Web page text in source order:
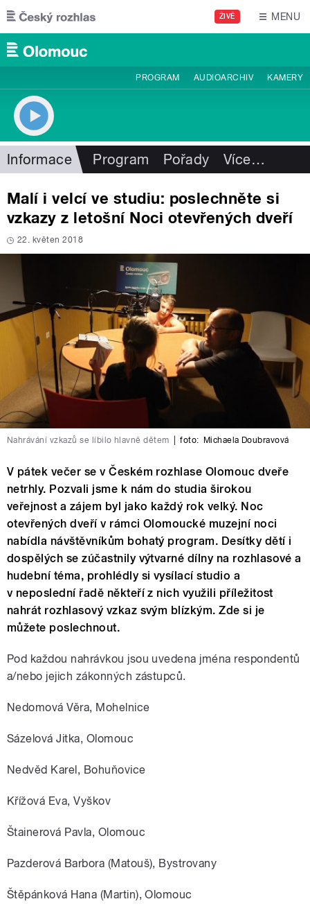
Přejít k hlavnímu obsahu
ŽIVĚ MENU
PROGRAM AUDIOARCHIV KAMERY
Informace Program Pořady Více…
Malí i velcí ve studiu: poslechněte si
vzkazy z letošní Noci otevřených dveří
22. květen 2018
Nahrávání vzkazů se líbilo hlavně dětem foto: Michaela Doubravová
V pátek večer se v Českém rozhlase Olomouc dveře
netrhly. Pozvali jsme k nám do studia širokou
veřejnost a zájem byl jako každý rok velký. Noc
otevřených dveří v rámci Olomoucké muzejní noci
nabídla návštěvníkům bohatý program. Desítky dětí i
dospělých se zúčastnily výtvarné dílny na rozhlasové a
hudební téma, prohlédly si vysílací studio a
v neposlední řadě někteří z nich využili příležitost
nahrát rozhlasový vzkaz svým blízkým. Zde si je
můžete poslechnout.
Pod každou nahrávkou jsou uvedena jména respondentů
a/nebo jejich zákonných zástupců.
Nedomová Věra, Mohelnice
Sázelová Jitka, Olomouc
Nedvěd Karel, Bohuňovice
Křížová Eva, Vyškov
Štainerová Pavla, Olomouc
Pazderová Barbora (Matouš), Bystrovany
Štěpánková Hana (Martin), Olomouc